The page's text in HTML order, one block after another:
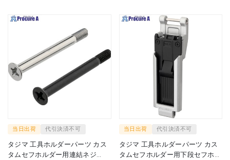
当日出荷 代引決済不可
タジマ 工具ホルダーパーツ カス
タムセフホルダー用連結ネジ
当日出荷 代引決済不可
タジマ 工具ホルダーパーツ カス
タムセフホルダー用下段セフホル